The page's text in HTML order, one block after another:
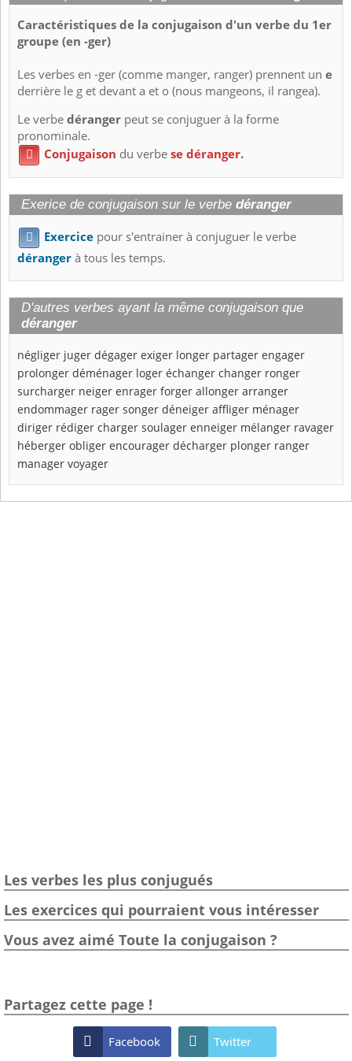
Caractéristiques de la conjugaison d'un verbe du 1er
groupe (en -ger)
Les verbes en -ger (comme manger, ranger) prennent un e
derrière le g et devant a et o (nous mangeons, il rangea).
Le verbedéranger peut se conjuguer à la forme
pronominale.
 Conjugaison du verbese déranger.
Exerice de conjugaison sur le verbe déranger
 Exercice pour s'entrainer à conjuguer le verbe
dérangerà tous les temps.
D'autres verbes ayant la même conjugaison que
déranger
négliger juger dégager exiger longer partager engager
prolonger déménager loger échanger changer ronger
surcharger neiger enrager forger allonger arranger
endommager rager songer déneiger affliger ménager
diriger rédiger charger soulager enneiger mélanger ravager
héberger obliger encourager décharger plonger ranger
manager voyager
Les verbes les plus conjugués
Les exercices qui pourraient vous intéresser
Vous avez aimé Toute la conjugaison ?
Partagez cette page !
 Facebook  Twitter